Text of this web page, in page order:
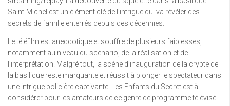
Saint-Michel est un élément clé de l’intrigue qui va révéler des
secrets de famille enterrés depuis des décennies.
Le téléfilm est anecdotique et souffre de plusieurs faiblesses,
notamment au niveau du scénario, de la réalisation et de
l’interprétation. Malgré tout, la scène d’inauguration de la crypte de
la basilique reste marquante et réussit à plonger le spectateur dans
une intrigue policière captivante. Les Enfants du Secret est à
considérer pour les amateurs de ce genre de programme télévisé.